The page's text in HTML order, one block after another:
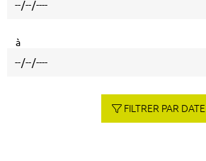
à
FILTRER PAR DATE